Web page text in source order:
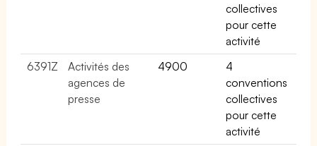
collectives
pour cette
activité
6391Z
Activités des
agences de
presse
4900
4
conventions
collectives
pour cette
activité